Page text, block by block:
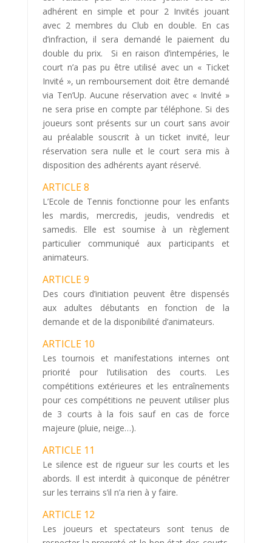
adhérent en simple et pour 2 Invités jouant
avec 2 membres du Club en double. En cas
d’infraction, il sera demandé le paiement du
double du prix. Si en raison d’intempéries, le
court n’a pas pu être utilisé avec un « Ticket
Invité », un remboursement doit être demandé
via Ten’Up. Aucune réservation avec « Invité »
ne sera prise en compte par téléphone. Si des
joueurs sont présents sur un court sans avoir
au préalable souscrit à un ticket invité, leur
réservation sera nulle et le court sera mis à
disposition des adhérents ayant réservé.
ARTICLE 8
L’Ecole de Tennis fonctionne pour les enfants
les mardis, mercredis, jeudis, vendredis et
samedis. Elle est soumise à un règlement
particulier communiqué aux participants et
animateurs.
ARTICLE 9
Des cours d’initiation peuvent être dispensés
aux adultes débutants en fonction de la
demande et de la disponibilité d’animateurs.
ARTICLE 10
Les tournois et manifestations internes ont
priorité pour l’utilisation des courts. Les
compétitions extérieures et les entraînements
pour ces compétitions ne peuvent utiliser plus
de 3 courts à la fois sauf en cas de force
majeure (pluie, neige…).
ARTICLE 11
Le silence est de rigueur sur les courts et les
abords. Il est interdit à quiconque de pénétrer
sur les terrains s’il n’a rien à y faire.
ARTICLE 12
Les joueurs et spectateurs sont tenus de